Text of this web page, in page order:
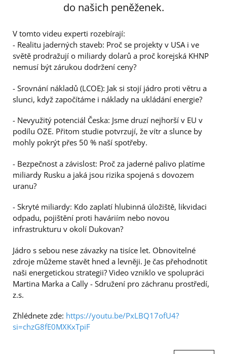
do našich peněženek.
V tomto videu experti rozebírají:
- Realitu jaderných staveb: Proč se projekty v USA i ve
světě prodražují o miliardy dolarů a proč korejská KHNP
nemusí být zárukou dodržení ceny?
- Srovnání nákladů (LCOE): Jak si stojí jádro proti větru a
slunci, když započítáme i náklady na ukládání energie?
- Nevyužitý potenciál Česka: Jsme druzí nejhorší v EU v
podílu OZE. Přitom studie potvrzují, že vítr a slunce by
mohly pokrýt přes 50 % naší spotřeby.
- Bezpečnost a závislost: Proč za jaderné palivo platíme
miliardy Rusku a jaká jsou rizika spojená s dovozem
uranu?
- Skryté miliardy: Kdo zaplatí hlubinná úložiště, likvidaci
odpadu, pojištění proti haváriím nebo novou
infrastrukturu v okolí Dukovan?
Jádro s sebou nese závazky na tisíce let. Obnovitelné
zdroje můžeme stavět hned a levněji. Je čas přehodnotit
naši energetickou strategii? Video vzniklo ve spolupráci
Martina Marka a Cally - Sdružení pro záchranu prostředí,
z.s.
Zhlédnete zde: https://youtu.be/PxLBQ17ofU4?
si=chzG8fE0MXKxTpiF